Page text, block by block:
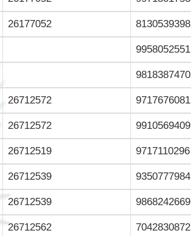
26177052 8130539398
9958052551
9818387470
26712572 9717676081
26712572 9910569409
26712519 9717110296
26712539 9350777984
26712539 9868242669
26712562 7042830872